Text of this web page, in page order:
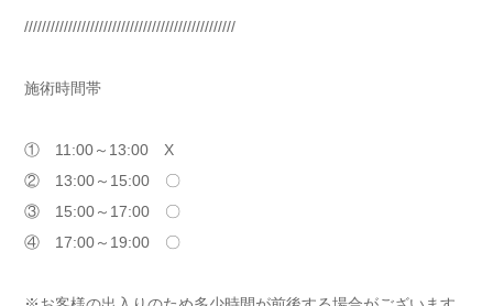
////////////////////////////////////////////////
施術時間帯
① 11:00～13:00 X
② 13:00～15:00 〇
③ 15:00～17:00 〇
④ 17:00～19:00 〇